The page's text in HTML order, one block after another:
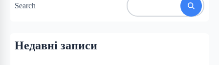
Search
Недавні записи